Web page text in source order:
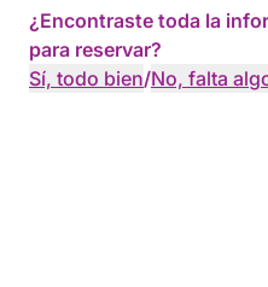
¿Encontraste toda la
para reservar?
Sí, todo bien/No, falta